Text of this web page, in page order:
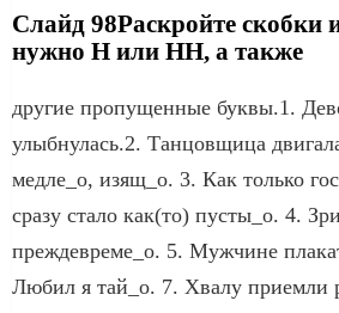
Слайд 98Раскройте скобки
нужно Н или НН, а также
другие пропущенные буквы.1.
улыбнулась.2. Танцовщица
медле_о, изящ_о. 3. Как только
сразу стало как(то) пусты_о. 4.
преждевреме_о. 5. Мужчине
Любил я тай_о. 7. Хвалу приемли